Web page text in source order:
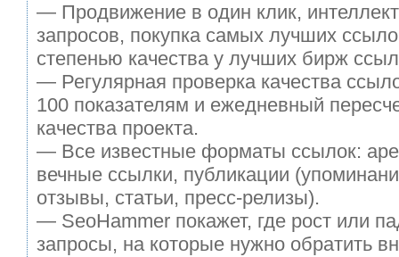
— Продвижение в один клик,
запросов, покупка самых лучших
степенью качества у лучших бирж
— Регулярная проверка качества
100 показателям и ежедневный
качества проекта.
— Все известные форматы ссылок:
вечные ссылки, публикации
отзывы, статьи, пресс-релизы).
— SeoHammer покажет, где рост или
запросы, на которые нужно обратить